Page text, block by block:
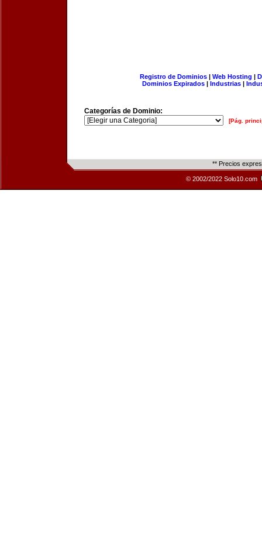
Registro de Dominios| Web Hosting |
Dominios Expirados | Industrias |
Categorías de Dominio:
[Pág.
** Precios
© 2002/2022 Solo10.com